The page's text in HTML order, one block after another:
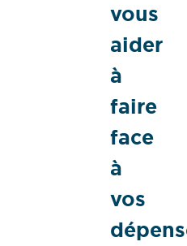
vous
aider
à
faire
face
à
vos